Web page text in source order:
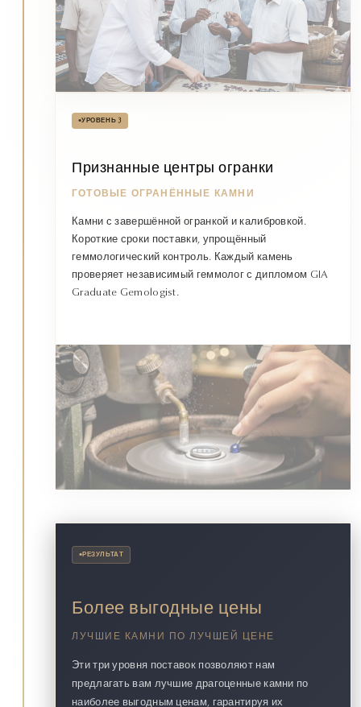
•УРОВЕНЬ 3
Признанные центры огранки
ГОТОВЫЕ ОГРАНЁННЫЕ КАМНИ
Камни с завершённой огранкой и калибровкой.
Короткие сроки поставки, упрощённый
геммологический контроль. Каждый камень
проверяет независимый геммолог с дипломом GIA
Graduate Gemologist.
•РЕЗУЛЬТАТ
Более выгодные цены
ЛУЧШИЕ КАМНИ ПО ЛУЧШЕЙ ЦЕНЕ
Эти три уровня поставок позволяют нам
предлагать вам лучшие драгоценные камни по
наиболее выгодным ценам, гарантируя их